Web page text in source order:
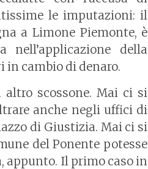
le imputazioni: il
a Limone Piemonte, è
della
in cambio di denaro.
scossone. Mai ci si
anche negli uffici di
di Giustizia. Mai ci si
del Ponente potesse
appunto. Il primo caso in